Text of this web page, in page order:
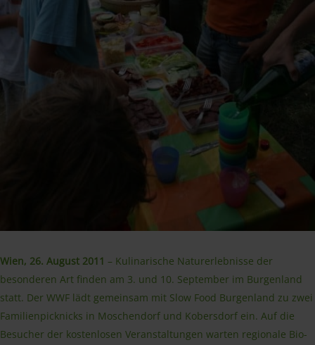
Wien, 26. August 2011 – Kulinarische Naturerlebnisse der
besonderen Art finden am 3. und 10. September im Burgenland
statt. Der WWF lädt gemeinsam mit Slow Food Burgenland zu zwei
Familienpicknicks in Moschendorf und Kobersdorf ein. Auf die
Besucher der kostenlosen Veranstaltungen warten regionale Bio-